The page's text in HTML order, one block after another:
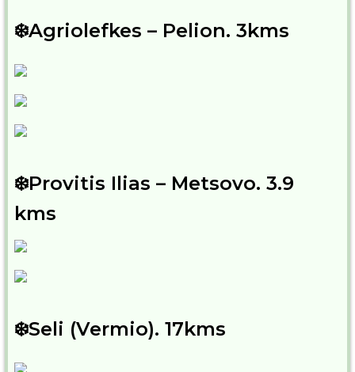
❄️Agriolefkes – Pelion. 3kms
❄️Provitis Ilias – Metsovo. 3.9
kms
❄️Seli (Vermio). 17kms